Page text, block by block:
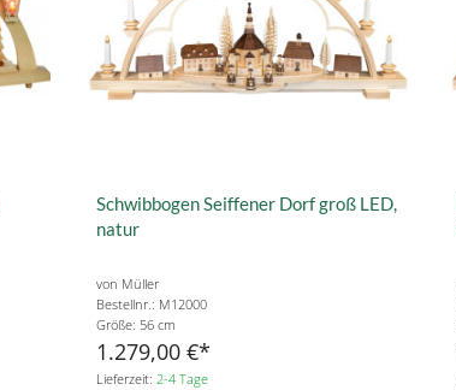
Schwibbogen Seiffener Dorf groß LED,
natur
von Müller
Bestellnr.: M12000
Größe: 56 cm
1.279,00 €
Lieferzeit: 2-4 Tage